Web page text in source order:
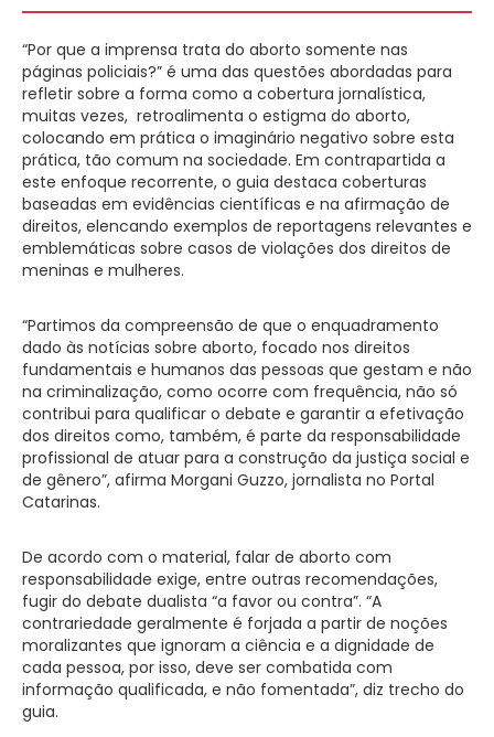
“Por que a imprensa trata do aborto somente nas
páginas policiais?” é uma das questões abordadas para
refletir sobre a forma como a cobertura jornalística,
muitas vezes, retroalimenta o estigma do aborto,
colocando em prática o imaginário negativo sobre esta
prática, tão comum na sociedade. Em contrapartida a
este enfoque recorrente, o guia destaca coberturas
baseadas em evidências científicas e na afirmação de
direitos, elencando exemplos de reportagens relevantes e
emblemáticas sobre casos de violações dos direitos de
meninas e mulheres.
“Partimos da compreensão de que o enquadramento
dado às notícias sobre aborto, focado nos direitos
fundamentais e humanos das pessoas que gestam e não
na criminalização, como ocorre com frequência, não só
contribui para qualificar o debate e garantir a efetivação
dos direitos como, também, é parte da responsabilidade
profissional de atuar para a construção da justiça social e
de gênero”, afirma Morgani Guzzo, jornalista no Portal
Catarinas.
De acordo com o material, falar de aborto com
responsabilidade exige, entre outras recomendações,
fugir do debate dualista “a favor ou contra”. “A
contrariedade geralmente é forjada a partir de noções
moralizantes que ignoram a ciência e a dignidade de
cada pessoa, por isso, deve ser combatida com
informação qualificada, e não fomentada”, diz trecho do
guia.